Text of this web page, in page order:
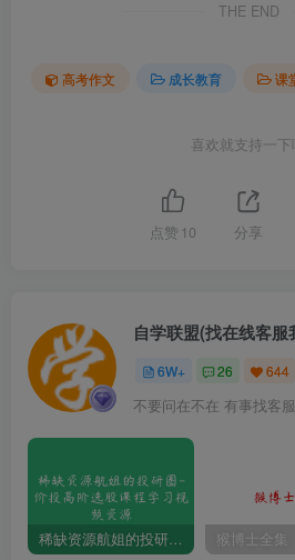
THE END
高考作文 成长教育 课
喜欢就支持一
点赞 10 分享
6W+ 26 644
不要问在不在 有事找客服
稀缺资源航姐的投研圈-价投高阶选股课程学习视频资源 猴博士全集